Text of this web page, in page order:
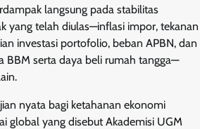
langsung pada stabilitas
yang telah diulas—inflasi impor, tekanan
investasi portofolio, beban APBN, dan
BBM serta daya beli rumah tangga—
nyata bagi ketahanan ekonomi
global yang disebut Akademisi UGM